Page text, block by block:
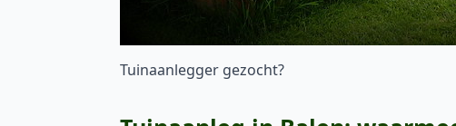
Tuinaanlegger gezocht?